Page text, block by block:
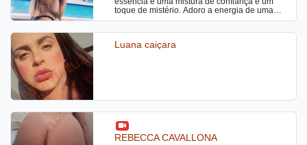
toque de mistério. Adoro a energia de uma
boa conversa que me desafia e me fascina,
pronta pra satisfazer seus desejos ocultos.
Luana caiçara
REBECCA CAVALLONA